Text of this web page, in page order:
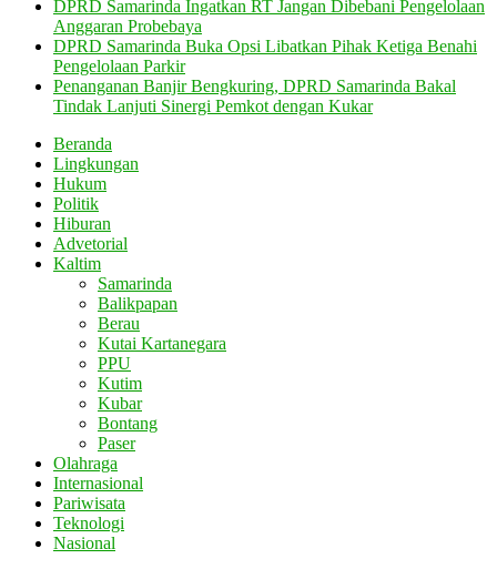
DPRD Samarinda Ingatkan RT Jangan Dibebani Pengelolaan
Anggaran Probebaya
DPRD Samarinda Buka Opsi Libatkan Pihak Ketiga Benahi
Pengelolaan Parkir
Penanganan Banjir Bengkuring, DPRD Samarinda Bakal
Tindak Lanjuti Sinergi Pemkot dengan Kukar
Beranda
Lingkungan
Hukum
Politik
Hiburan
Advetorial
Kaltim
Samarinda
Balikpapan
Berau
Kutai Kartanegara
PPU
Kutim
Kubar
Bontang
Paser
Olahraga
Internasional
Pariwisata
Teknologi
Nasional